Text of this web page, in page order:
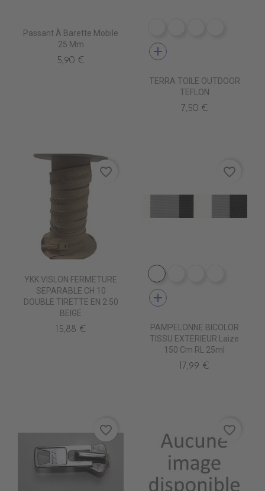
Passant À Barette Mobile
25 Mm
5,90 €
add
TERRA TOILE OUTDOOR
TEFLON
7,50 €
YKK VISLON FERMETURE
SEPARABLE CH 10
DOUBLE TIRETTE EN 2.50
BEIGE
15,88 €
favorite_border
DE1009 CIGALE
add
PAMPELONNE BICOLOR
TISSU EXTERIEUR Laize
150 Cm RL 25ml
17,99 €
favorite_border
favorite_border favorite_border